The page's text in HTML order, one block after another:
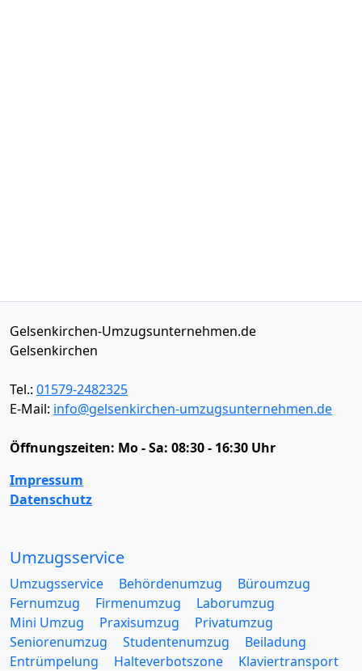
Gelsenkirchen-Umzugsunternehmen.de
Gelsenkirchen
Tel.: 01579-2482325
E-Mail: info@gelsenkirchen-umzugsunternehmen.de
Öffnungszeiten: Mo - Sa: 08:30 - 16:30 Uhr
Impressum
Datenschutz
Umzugsservice
Umzugsservice Behördenumzug
Büroumzug
Fernumzug
Firmenumzug
Laborumzug
Mini Umzug
Praxisumzug
Privatumzug
Seniorenumzug
Studentenumzug
Beiladung
Entrümpelung
Halteverbotszone
Klaviertransport